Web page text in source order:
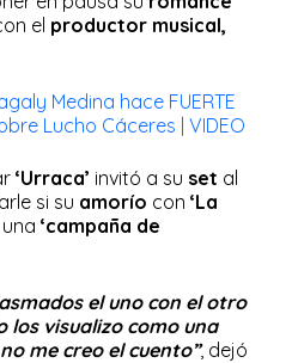
el productor musical,
Medina hace FUERTE
Lucho Cáceres | VIDEO
‘Urraca’ invitó a su set al
si su amorío con‘La
una‘campaña de
el uno con el otro
los visualizo como una
me creo el cuento”, dejó